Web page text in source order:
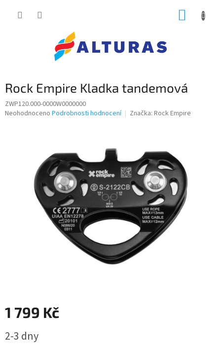
Rock Empire Kladka tandemová
ZWP120.000-0000W0000000
Průměrné
hvězdiček.
Neohodnoceno Podrobnosti hodnocení Značka: Rock Empire
1 799 Kč
cena:
2-3 dny